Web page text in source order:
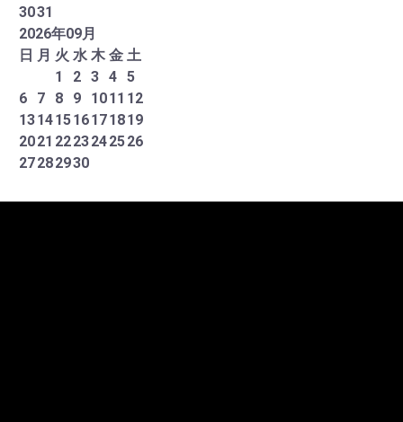
3031
2026年09月
日 月 火 水 木 金 土
1
2 3 4 5
6
7 8 9 1011 12
13141516171819
2021 2223242526
27282930